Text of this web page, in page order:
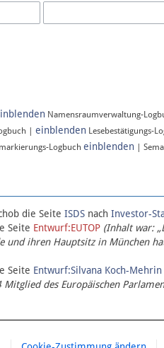
Namensraumverwaltung-
| einblenden Lesebestätigungs-
Logbuch einblenden |
die Seite ISDS nach Investor-
Seite Entwurf:EUTOP (Inhalt war:
und ihren Hauptsitz in München
Seite Entwurf:Silvana Koch-Mehrin
des Europäischen